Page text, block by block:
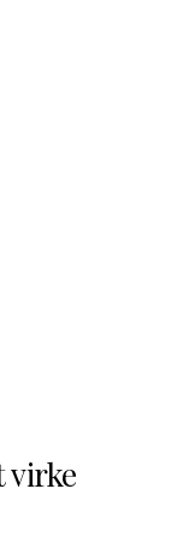
virke